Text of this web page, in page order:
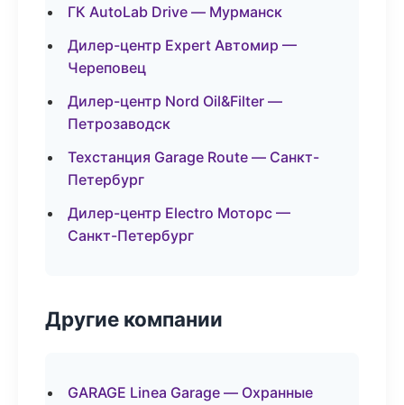
ГК AutoLab Drive — Мурманск
Дилер-центр Expert Автомир —
Череповец
Дилер-центр Nord Oil&Filter —
Петрозаводск
Техстанция Garage Route — Санкт-
Петербург
Дилер-центр Electro Моторс —
Санкт-Петербург
Другие компании
GARAGE Linea Garage — Охранные